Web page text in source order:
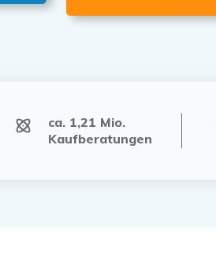
ca. 1,21 Mio.
Kaufberatungen